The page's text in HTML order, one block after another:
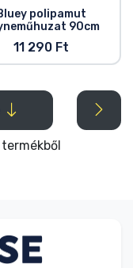
polipamut
90cm
11 290 Ft